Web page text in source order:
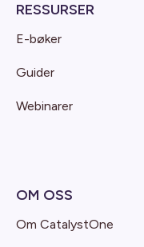
RESSURSER
E-bøker
Guider
Webinarer
OM OSS
Om CatalystOne